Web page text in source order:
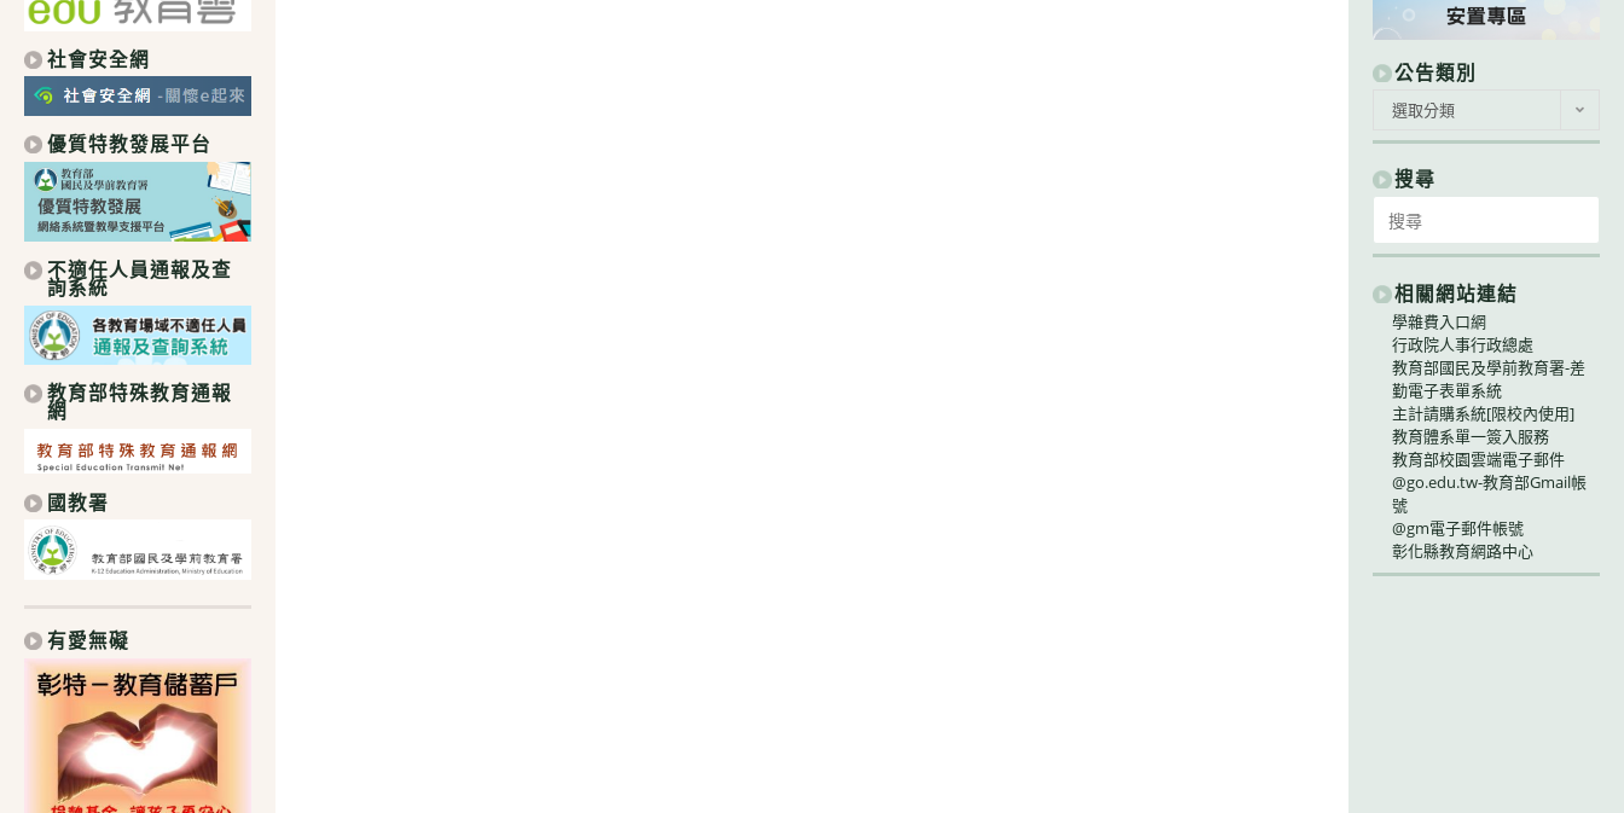
社會安全網
優質特教發展平台
不適任人員通報及查
詢系統
教育部特殊教育通報
網
國教署
有愛無礙
公告類別
類
別
選取分類
搜尋
for:
相關網站連結
學雜費入口網
行政院人事行政總處
教育部國民及學前教育署-差
勤電子表單系統
主計請購系統[限校內使用]
教育體系單一簽入服務
教育部校園雲端電子郵件
@go.edu.tw-教育部Gmail帳
號
@gm電子郵件帳號
彰化縣教育網路中心